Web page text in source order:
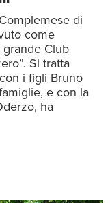
di
come
Club
Si tratta
i figli Bruno
e con la
ha